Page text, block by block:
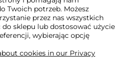
Twoich potrzeb. Możesz
przez nas wszystkich
sklepu lub dostosować użycie
wybierając opcję
cookies in our Privacy